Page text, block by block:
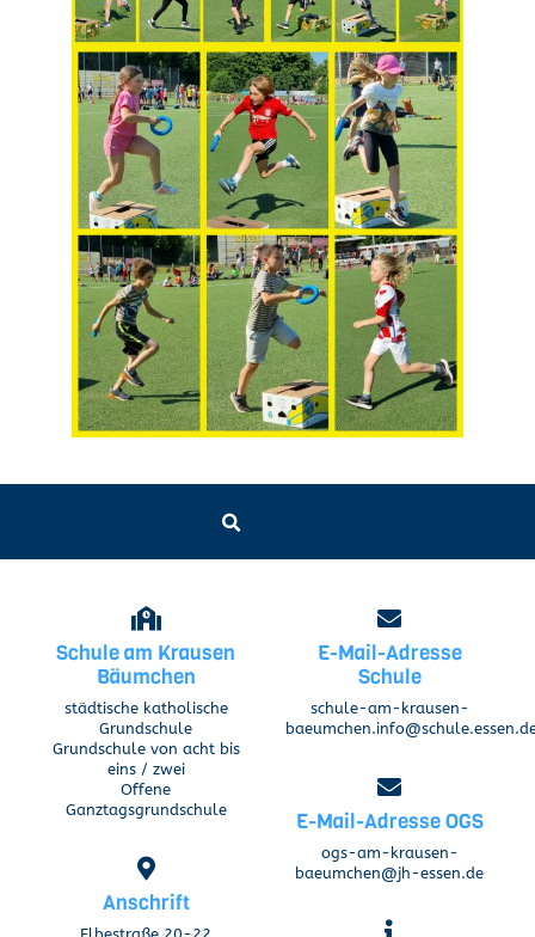
Schule am Krausen
Bäumchen
städtische katholische
Grundschule
Grundschule von acht bis
eins / zwei
Offene
Ganztagsgrundschule
Anschrift
E-Mail-Adresse
Schule
schule-am-krausen-
E-Mail-Adresse OGS
ogs-am-krausen-
baeumchen@jh-essen.de